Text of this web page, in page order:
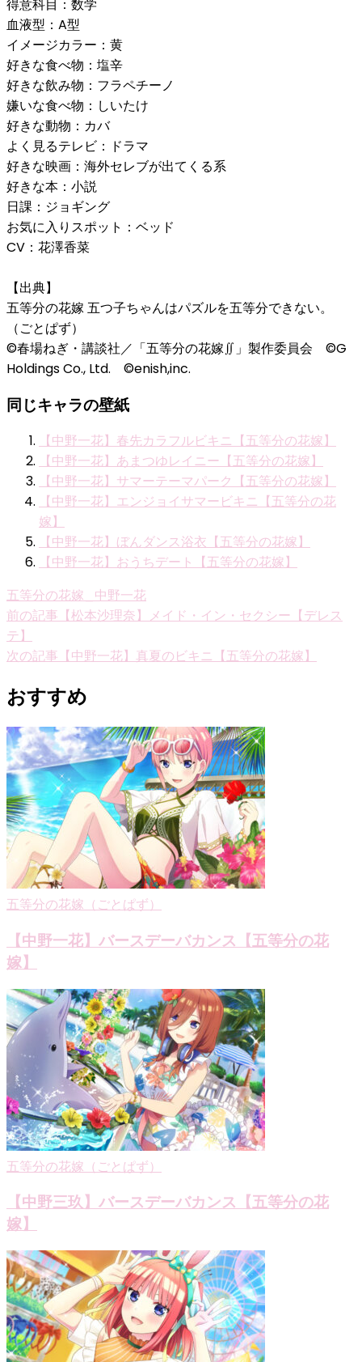
得意科目：数学
血液型：A型
イメージカラー：黄
好きな食べ物：塩辛
好きな飲み物：フラペチーノ
嫌いな食べ物：しいたけ
好きな動物：カバ
よく見るテレビ：ドラマ
好きな映画：海外セレブが出てくる系
好きな本：小説
日課：ジョギング
お気に入りスポット：ベッド
CV：花澤香菜
【出典】
五等分の花嫁 五つ子ちゃんはパズルを五等分できない。
（ごとぱず）
©春場ねぎ・講談社／「五等分の花嫁∬」製作委員会 ©G
Holdings Co., Ltd. ©enish,inc.
同じキャラの壁紙
【中野一花】春先カラフルビキニ【五等分の花嫁】
【中野一花】あまつゆレイニー【五等分の花嫁】
【中野一花】サマーテーマパーク【五等分の花嫁】
【中野一花】エンジョイサマービキニ【五等分の花
嫁】
【中野一花】ぼんダンス浴衣【五等分の花嫁】
【中野一花】おうちデート【五等分の花嫁】
五等分の花嫁_中野一花
投
稿
ビ
ゲ
ー
シ
ョ
ン
前の記事 【松本沙理奈】メイド・イン・セクシー【デレス
テ】
次の記事 【中野一花】真夏のビキニ【五等分の花嫁】
おすすめ
五等分の花嫁（ごとぱず）
【中野一花】バースデーバカンス【五等分の花
嫁】
五等分の花嫁（ごとぱず）
【中野三玖】バースデーバカンス【五等分の花
嫁】